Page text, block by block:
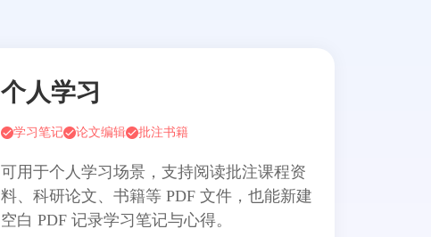
个人学习
学习笔记 论文编辑 批注书籍
可用于个人学习场景，支持阅读批注课程资
料、科研论文、书籍等 PDF 文件，也能新建
空白 PDF 记录学习笔记与心得。